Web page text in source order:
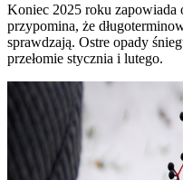
Koniec 2025 roku zapowiada
przypomina, że
sprawdzają. Ostre opady
przełomie stycznia i lutego.